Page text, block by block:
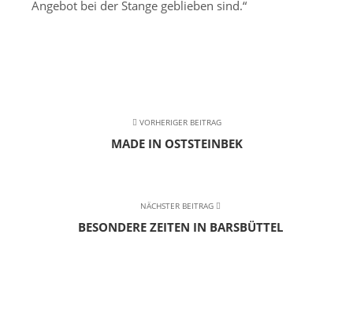
Angebot bei der Stange geblieben sind.“
VORHERIGER BEITRAG
MADE IN OSTSTEINBEK
NÄCHSTER BEITRAG
BESONDERE ZEITEN IN BARSBÜTTEL